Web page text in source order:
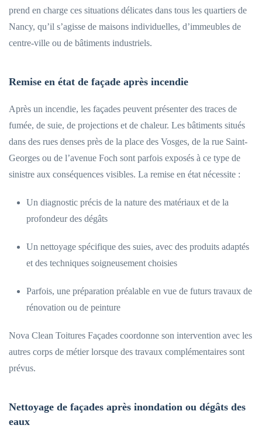
prend en charge ces situations délicates dans tous les quartiers de
Nancy, qu’il s’agisse de maisons individuelles, d’immeubles de
centre-ville ou de bâtiments industriels.
Remise en état de façade après incendie
Après un incendie, les façades peuvent présenter des traces de
fumée, de suie, de projections et de chaleur. Les bâtiments situés
dans des rues denses près de la place des Vosges, de la rue Saint-
Georges ou de l’avenue Foch sont parfois exposés à ce type de
sinistre aux conséquences visibles. La remise en état nécessite :
Un diagnostic précis de la nature des matériaux et de la
profondeur des dégâts
Un nettoyage spécifique des suies, avec des produits adaptés
et des techniques soigneusement choisies
Parfois, une préparation préalable en vue de futurs travaux de
rénovation ou de peinture
Nova Clean Toitures Façades coordonne son intervention avec les
autres corps de métier lorsque des travaux complémentaires sont
prévus.
Nettoyage de façades après inondation ou dégâts des
eaux